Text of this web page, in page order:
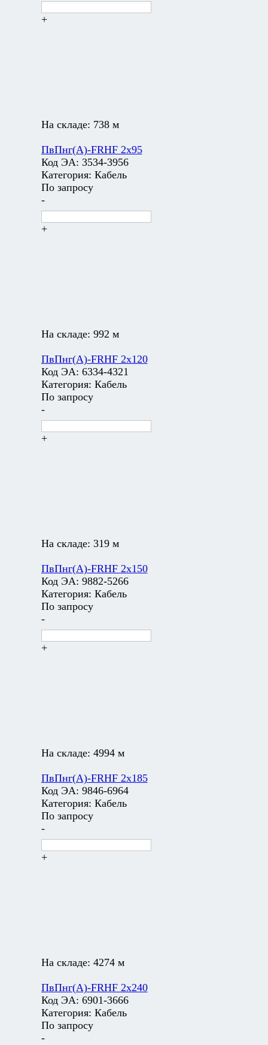
+
На складе: 738 м
ПвПнг(А)-FRHF 2х95
Код ЭА: 3534-3956
Категория: Кабель
По запросу
-
+
На складе: 992 м
ПвПнг(А)-FRHF 2х120
Код ЭА: 6334-4321
Категория: Кабель
По запросу
-
+
На складе: 319 м
ПвПнг(А)-FRHF 2х150
Код ЭА: 9882-5266
Категория: Кабель
По запросу
-
+
На складе: 4994 м
ПвПнг(А)-FRHF 2х185
Код ЭА: 9846-6964
Категория: Кабель
По запросу
-
+
На складе: 4274 м
ПвПнг(А)-FRHF 2х240
Код ЭА: 6901-3666
Категория: Кабель
По запросу
-